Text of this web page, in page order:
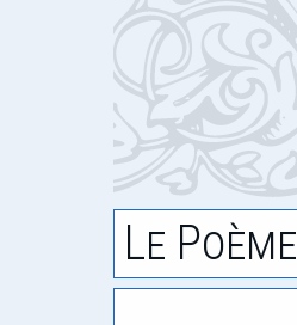
Le Poème